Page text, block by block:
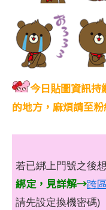
今日貼圖資訊持
的地方，麻煩請至
若已綁上門號之後
綁定，見詳解→跨
請先設定換機密碼)